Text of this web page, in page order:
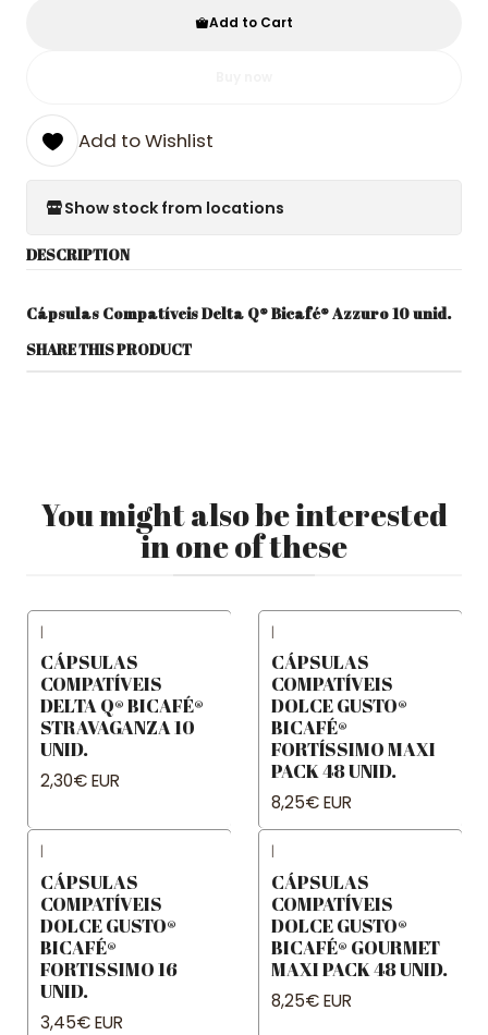
Add to Cart
Add to Wishlist
Show stock from locations
DESCRIPTION
Cápsulas Compatíveis Delta Q® Bicafé® Azzuro 10 unid.
SHARE THIS PRODUCT
You might also be interested
in one of these
|
CÁPSULAS
COMPATÍVEIS
DELTA Q® BICAFÉ®
STRAVAGANZA 10
UNID.
2,30€ EUR
|
CÁPSULAS
COMPATÍVEIS
DOLCE GUSTO®
BICAFÉ®
FORTÍSSIMO MAXI
PACK 48 UNID.
8,25€ EUR
|
CÁPSULAS
COMPATÍVEIS
DOLCE GUSTO®
BICAFÉ®
FORTISSIMO 16
UNID.
3,45€ EUR
|
CÁPSULAS
COMPATÍVEIS
DOLCE GUSTO®
BICAFÉ® GOURMET
MAXI PACK 48 UNID.
8,25€ EUR